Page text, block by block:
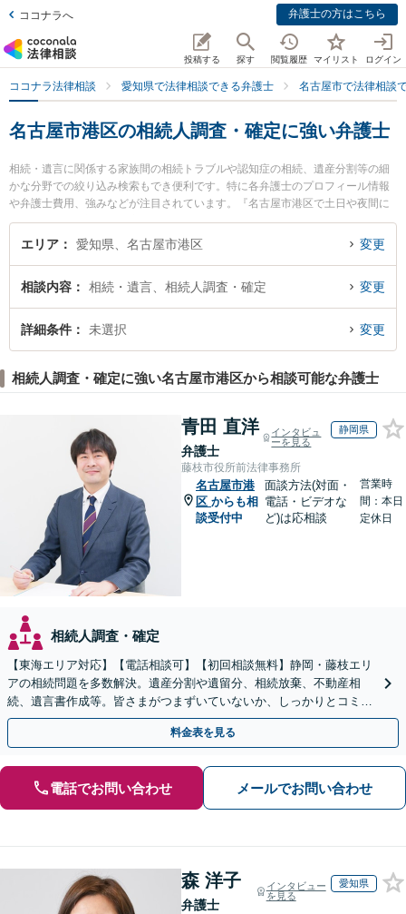
ココナラへ 弁護士の方はこちら
投稿する 探す 閲覧履歴 マイリスト ログイン
ココナラ法律相談 愛知県で法律相談できる弁護士 名古屋市で法律相談
名古屋市港区の相続人調査・確定に強い弁護士
相続・遺言に関係する家族間の相続トラブルや認知症の相続、遺産分割等の細
かな分野での絞り込み検索もでき便利です。特に各弁護士のプロフィール情報
や弁護士費用、強みなどが注目されています。『名古屋市港区で土日や夜間に
発生した相続人調査・確定のトラブルを今すぐに弁護士に相談したい』『相続
人調査・確定のトラブル解決の実績豊富な近くの弁護士を検索したい』『初回
エリア 愛知県、名古屋市港区 変更
相談内容 相続・遺言、相続人調査・確定 変更
詳細条件 未選択 変更
相続人調査・確定に強い名古屋市港区から相談可能な弁護士
青田 直洋
弁護士
インタビュ
ーを見る
静岡県
藤枝市役所前法律事務所
名古屋市港
区 からも相
談受付中
面談方法(対面・
電話・ビデオな
ど)は応相談
営業時
間：本日
定休日
相続人調査・確定
【東海エリア対応】【電話相談可】【初回相談無料】静岡・藤枝エリ
アの相続問題を多数解決。遺産分割や遺留分、相続放棄、不動産相
続、遺言書作成等。皆さまがつまずいていないか、しっかりとコミュ
ニケーションを取りながらお話を進めます【休日夜間相談可】
料金表を見る
電話でお問い合わせ メールでお問い合わせ
森 洋子
弁護士
インタビュー
を見る
愛知県